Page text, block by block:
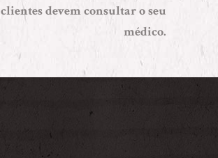
clientes devem consultar o seu
médico.